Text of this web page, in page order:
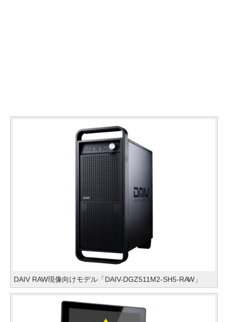
DAIV RAW現像向けモデル「DAIV-DGZ511M2-SH5-RAW」